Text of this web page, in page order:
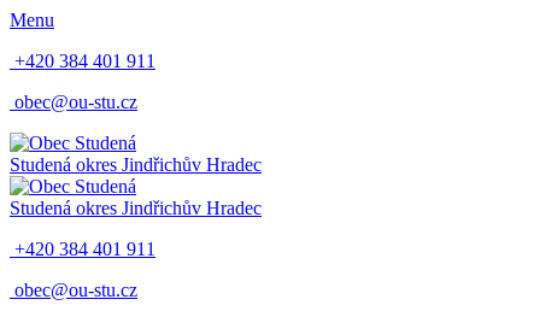
Menu
+420 384 401 911
obec@ou-stu.cz
Studená okres Jindřichův Hradec
Studená okres Jindřichův Hradec
+420 384 401 911
obec@ou-stu.cz